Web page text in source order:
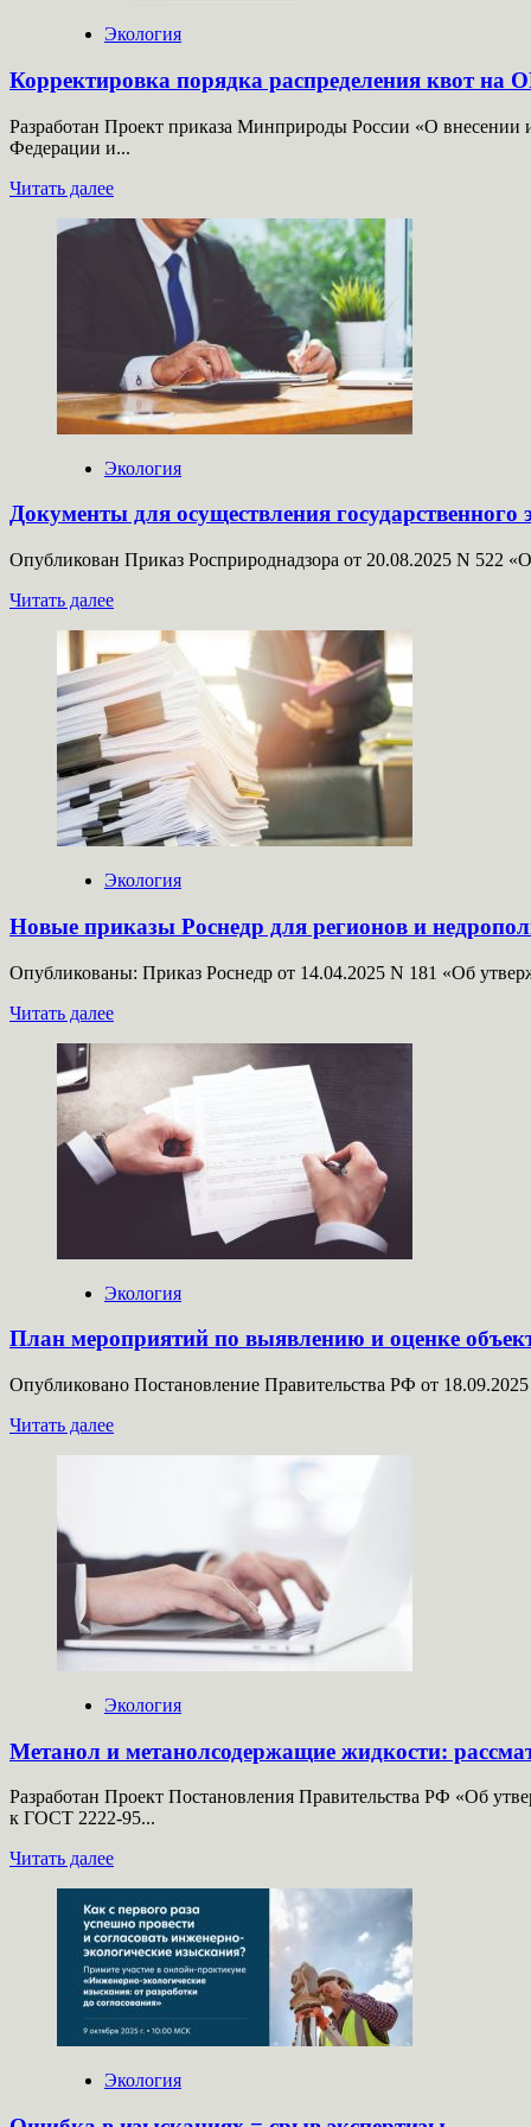
Экология
Корректировка порядка распределения квот на
Разработан Проект приказа Минприроды России «О внесении
Федерации и...
Читать далееПрочитать
о
Корректировка
порядка
распределения
ОРВ:
перераспределение
объемов
между
импортеров
Экология
Документы для осуществления
Опубликован Приказ Росприроднадзора от 20.08.2025 N 522
Читать далееПрочитать
Документы
для
осуществления
государственного
экологического
контроля:
корректировка
форм
надзорных
Экология
Новые приказы Роснедр для регионов и
Опубликованы: Приказ Роснедр от 14.04.2025 N 181 «Об
Читать далееПрочитать
приказы
Роснедр
для
регионов
и
недропользователей:
о
и
реестр
согласовании
Экология
План мероприятий по выявлению и оценке
Опубликовано Постановление Правительства РФ от
Читать далееПрочитать
выявлению
и
оценке
объектов
накопленного
вреда:
срок
форма
Экология
Метанол и метанолсодержащие жидкости:
Разработан Проект Постановления Правительства РФ «Об
к ГОСТ 2222-95...
Читать далееПрочитать
Метанол
и
метанолсодержащие
жидкости:
рассматриваются
правила
уничтожения
Экология